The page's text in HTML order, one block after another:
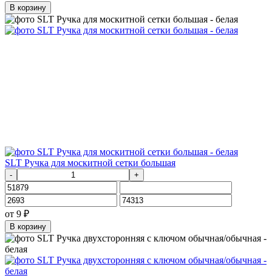
В корзину
SLT Ручка для москитной сетки большая
- +
от 9 ₽
В корзину